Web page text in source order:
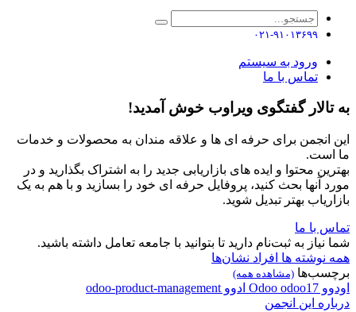
۰۲۱-۹۱۰۱۳۶۹۹
ورود به سیستم
تماس با ما
به تالار گفتگوی ویراوب خوش آمدید!
این انجمن برای حرفه ای ها و علاقه مندان به محصولات و خدمات
ما است.
بهترین محتوا و ایده های بازاریابی جدید را به اشتراک بگذارید و در
مورد آنها بحث کنید، پروفایل حرفه ای خود را بسازید و با هم به یک
بازاریاب بهتر تبدیل شوید.
تماس با ما
شما نیاز به ثبت‌نام دارید تا بتوانید با جامعه تعامل داشته باشید.
همه نوشته ها افراد نشان‌ها
برچسب‌ها (مشاهده همه)
اودوو Odoo odoo17 ادوو odoo-product-management
درباره این انجمن